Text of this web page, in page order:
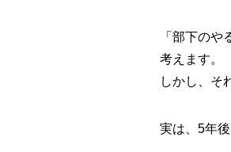
「部下の
考えます。
しかし、そ
実は、5年